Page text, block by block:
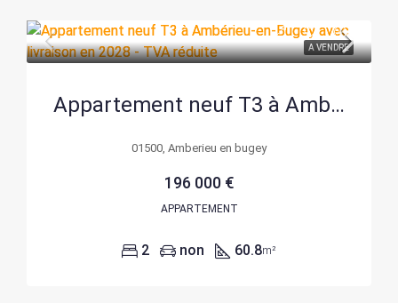
A VENDRE
Appartement neuf T3 à Ambérieu-en-Bugey avec livraison en 2028 – TVA réduite
01500, Amberieu en bugey
196 000 €
APPARTEMENT
2 non 60.8m²